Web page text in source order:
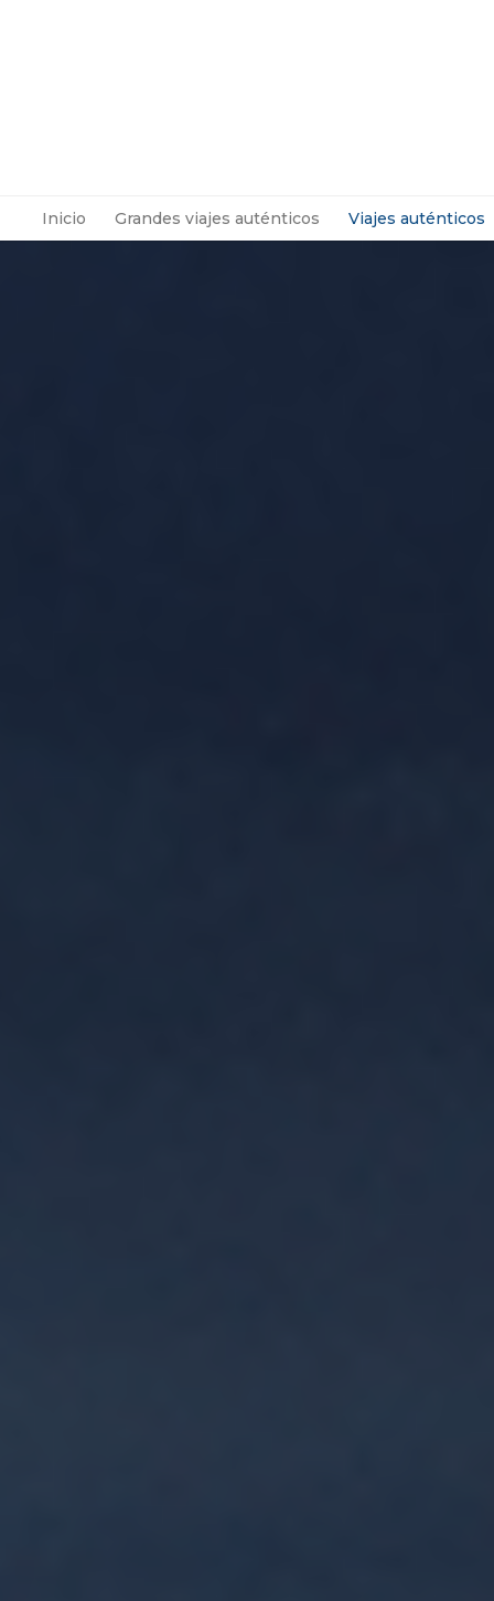
Inicio Grandes viajes auténticos Viajes auténticos